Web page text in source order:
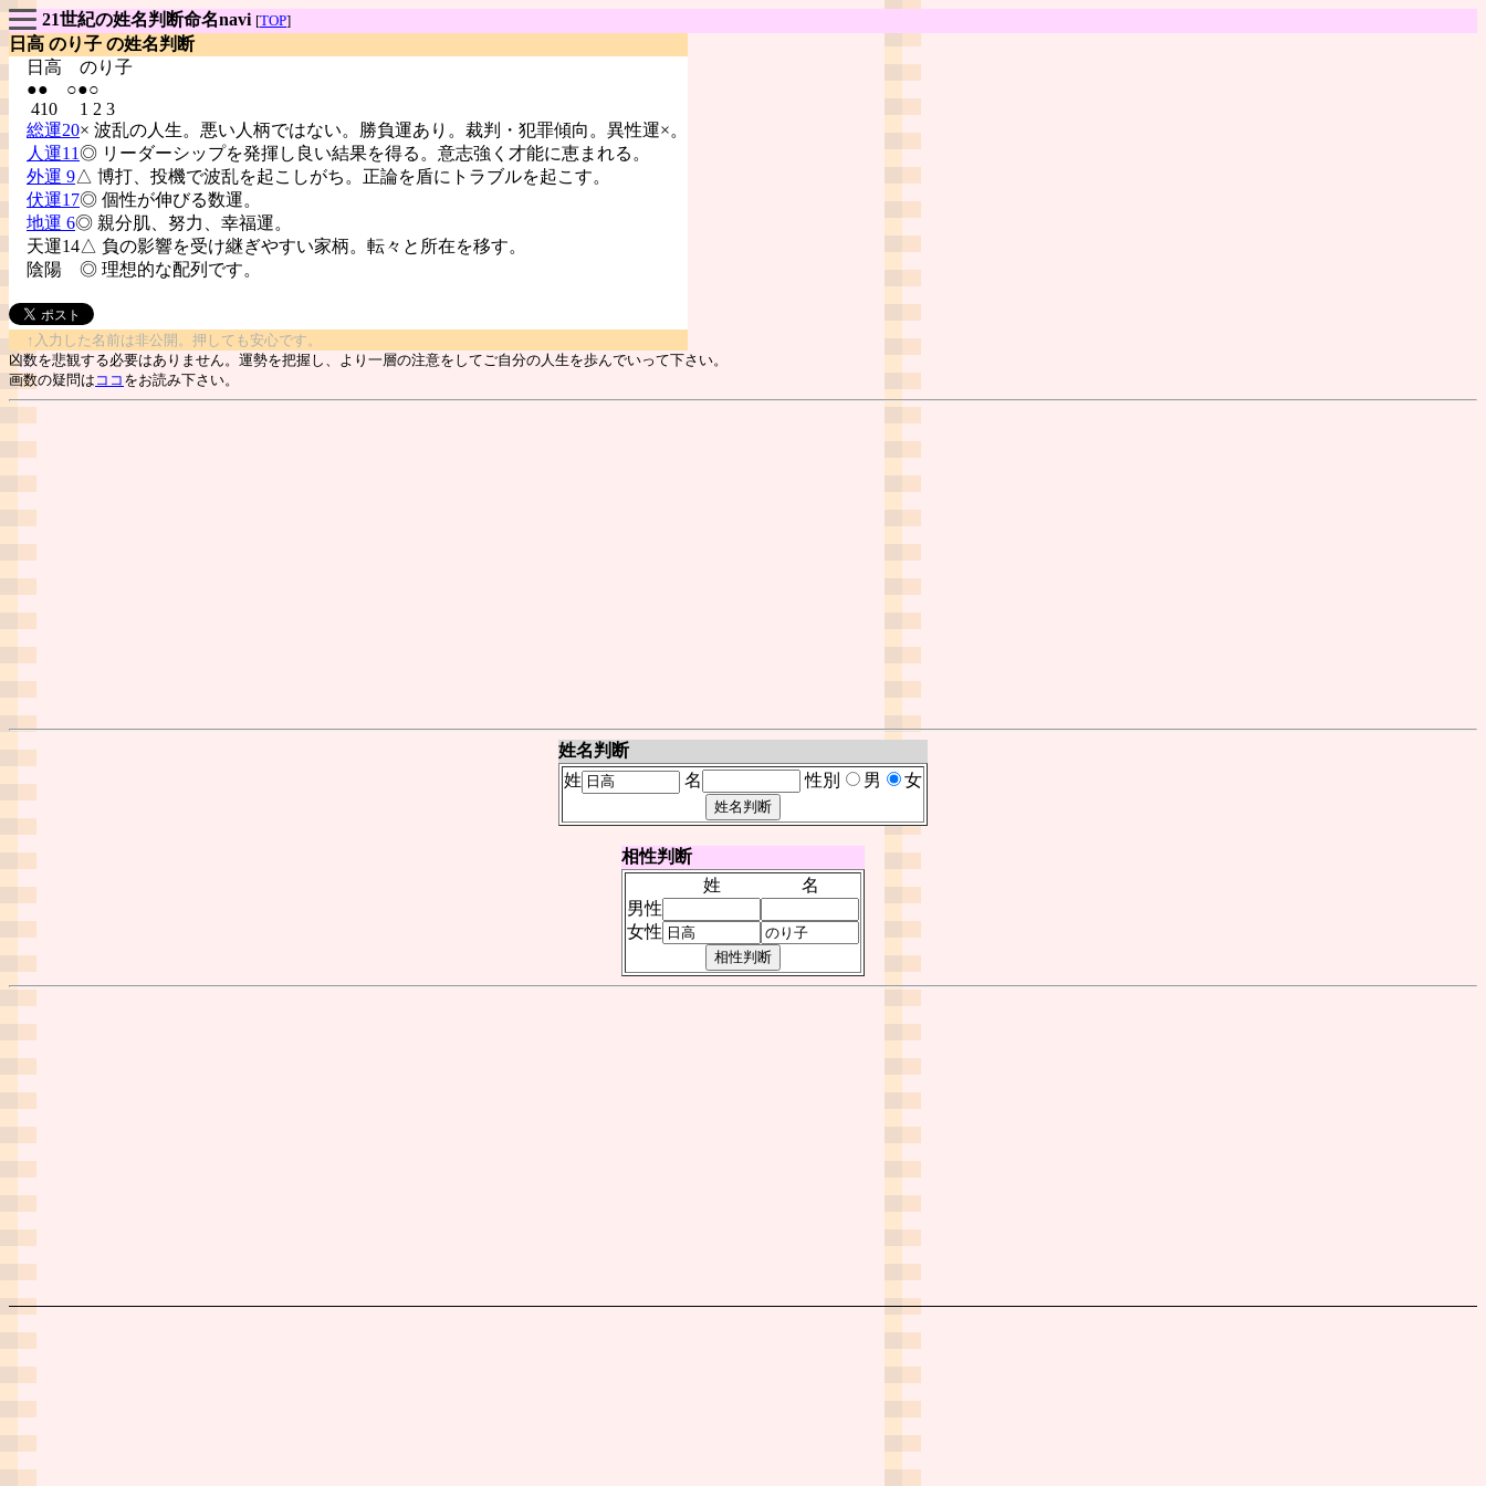
21世紀の姓名判断命名navi [TOP]
日高 のり子 の姓名判断
日高 のり子
●● ○●○
410 1 2 3
総運20× 波乱の人生。悪い人柄ではない。勝負運あり。裁判・犯罪傾向。異性運×。
人運11◎ リーダーシップを発揮し良い結果を得る。意志強く才能に恵まれる。
外運 9△ 博打、投機で波乱を起こしがち。正論を盾にトラブルを起こす。
伏運17◎ 個性が伸びる数運。
地運 6◎ 親分肌、努力、幸福運。
天運14△ 負の影響を受け継ぎやすい家柄。転々と所在を移す。
陰陽 ◎ 理想的な配列です。
↑入力した名前は非公開。押しても安心です。
凶数を悲観する必要はありません。運勢を把握し、より一層の注意をしてご自分の人生を歩んでいって下さい。
画数の疑問は ココ をお読み下さい。
姓名判断
姓
名 性別 男 女
相性判断
姓
名
男性
女性